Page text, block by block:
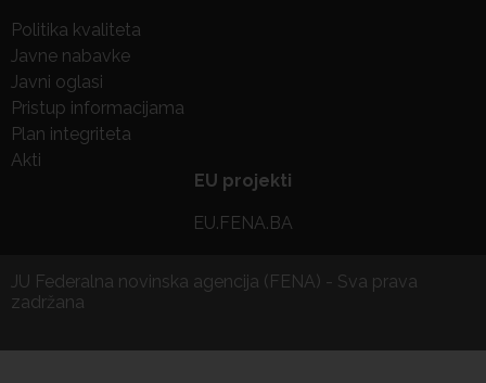
Politika kvaliteta
Javne nabavke
Javni oglasi
Pristup informacijama
Plan integriteta
Akti
EU projekti
EU.FENA.BA
JU Federalna novinska agencija (FENA) - Sva prava
zadržana